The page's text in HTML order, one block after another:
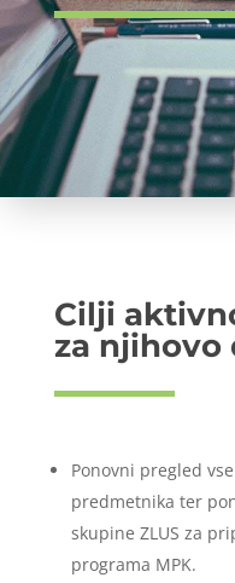
Cilji
za njihovo
Ponovni pregled
predmetnika ter
skupine ZLUS za
programa MPK.